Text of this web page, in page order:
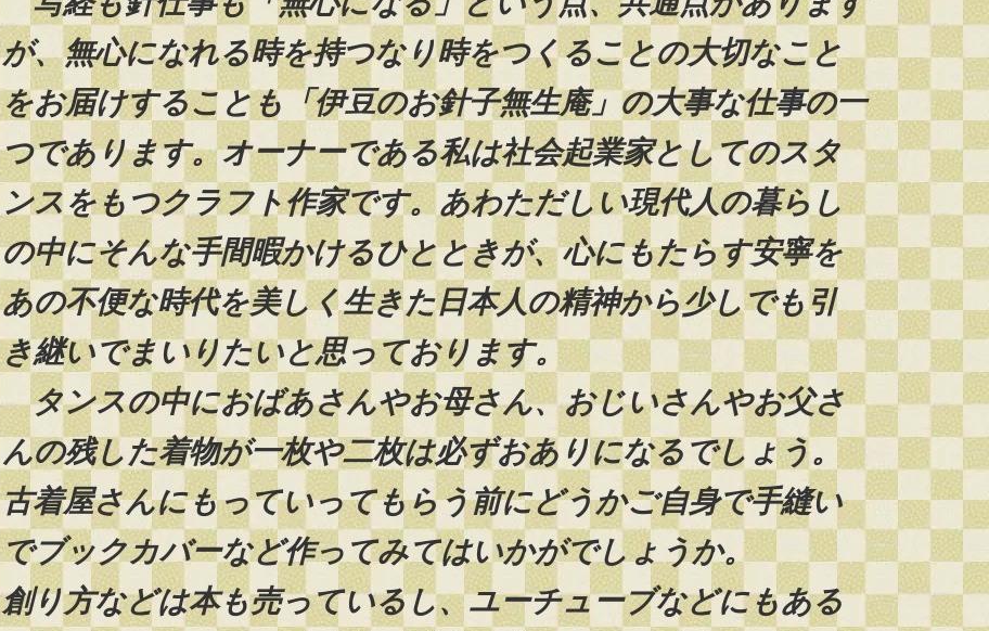
が、無心になれる時を持つなり時をつくることの大切なこと
をお届けすることも「伊豆のお針子無生庵」の大事な仕事の一
つであります。オーナーである私は社会起業家としてのスタ
ンスをもつクラフト作家です。あわただしい現代人の暮らし
の中にそんな手間暇かけるひとときが、心にもたらす安寧を
あの不便な時代を美しく生きた日本人の精神から少しでも引
き継いでまいりたいと思っております。
タンスの中におばあさんやお母さん、おじいさんやお父さ
んの残した着物が一枚や二枚は必ずおありになるでしょう。
古着屋さんにもっていってもらう前にどうかご自身で手縫い
でブックカバーなど作ってみてはいかがでしょうか。
創り方などは本も売っているし、ユーチューブなどにもある